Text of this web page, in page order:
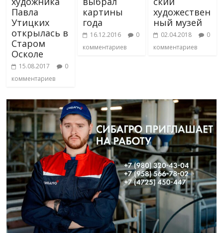
Павла
Утицких
открылась в
Старом
Осколе
15.08.2017
0
комментариев
картины
года
16.12.2016
0
комментариев
художествен
ный музей
02.04.2018
0
комментариев